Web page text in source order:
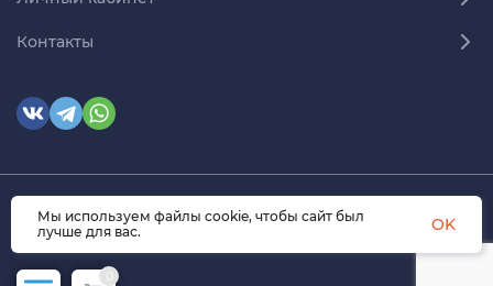
Контакты
© 2026 himmedsnab.ru. Все права защищены
Мы используем файлы cookie, чтобы сайт был
лучше для вас.
OK